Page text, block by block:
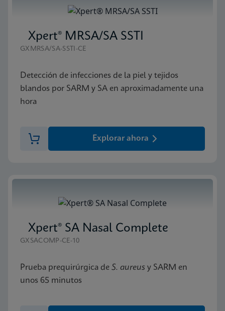
Xpert® MRSA/SA SSTI
GXMRSA/SA-SSTI-CE
Detección de infecciones de la piel y tejidos
blandos por SARM y SA en aproximadamente una
hora
Explorar ahora
Xpert® SA Nasal Complete
GXSACOMP-CE-10
Prueba prequirúrgica de S. aureus y SARM en
unos 65 minutos